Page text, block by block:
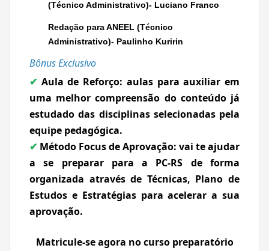
(Técnico Administrativo)- Luciano Franco
Redação para ANEEL (Técnico
Administrativo)- Paulinho Kuririn
Bônus Exclusivo
✔ Aula de Reforço: aulas para auxiliar em
uma melhor compreensão do conteúdo já
estudado das disciplinas selecionadas pela
equipe pedagógica.
✔ Método Focus de Aprovação: vai te ajudar
a se preparar para a PC-RS de forma
organizada através de Técnicas, Plano de
Estudos e Estratégias para acelerar a sua
aprovação.
Matricule-se agora no curso preparatório